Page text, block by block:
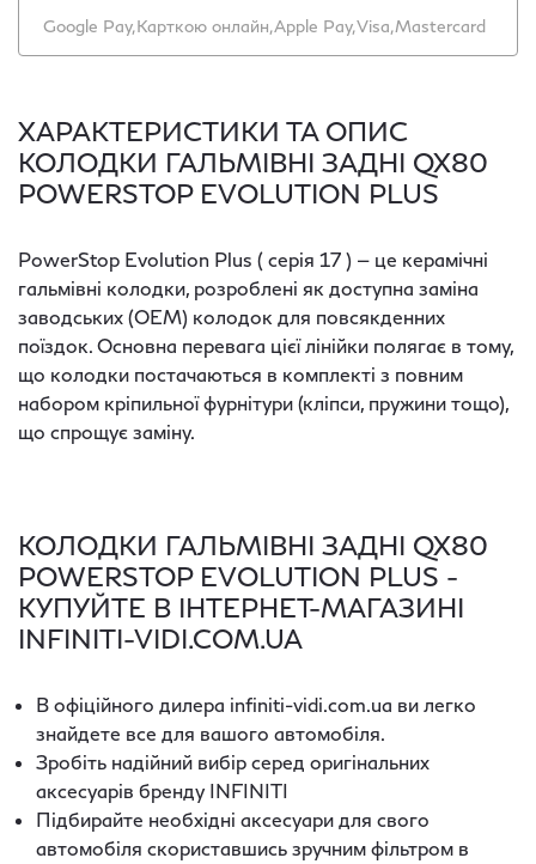
Google Pay,Карткою онлайн,Apple Pay,Visa,Mastercard
ХАРАКТЕРИСТИКИ ТА ОПИС
КОЛОДКИ ГАЛЬМІВНІ ЗАДНІ QX80
POWERSTOP EVOLUTION PLUS
PowerStop Evolution Plus ( серія 17 ) — це керамічні
гальмівні колодки, розроблені як доступна заміна
заводських (OEM) колодок для повсякденних
поїздок. Основна перевага цієї лінійки полягає в тому,
що колодки постачаються в комплекті з повним
набором кріпильної фурнітури (кліпси, пружини тощо),
що спрощує заміну.
КОЛОДКИ ГАЛЬМІВНІ ЗАДНІ QX80
POWERSTOP EVOLUTION PLUS -
КУПУЙТЕ В ІНТЕРНЕТ-МАГАЗИНІ
INFINITI-VIDI.COM.UA
В офіційного дилера infiniti-vidi.com.ua ви легко
знайдете все для вашого автомобіля.
Зробіть надійний вибір серед оригінальних
аксесуарів бренду INFINITI
Підбирайте необхідні аксесуари для свого
автомобіля скориставшись зручним фільтром в